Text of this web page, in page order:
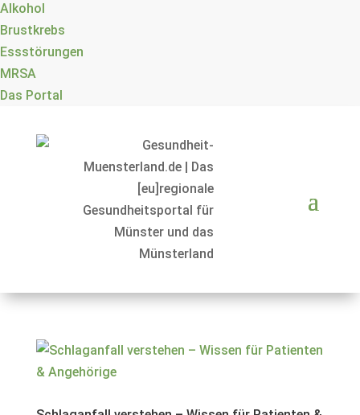
Alkohol
Brustkrebs
Essstörungen
MRSA
Das Portal